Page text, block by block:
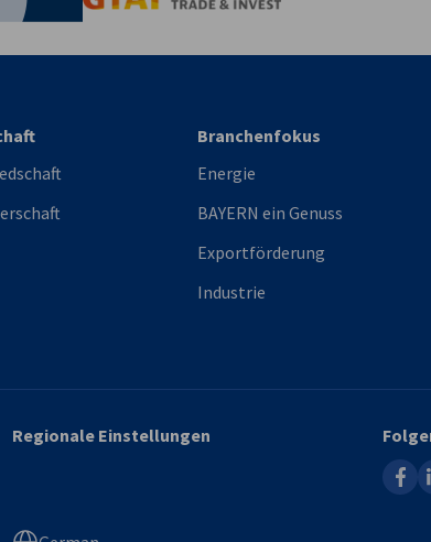
Branchenfokus
Energie
BAYERN ein Genuss
Exportförderung
Industrie
Regionale Einstellungen